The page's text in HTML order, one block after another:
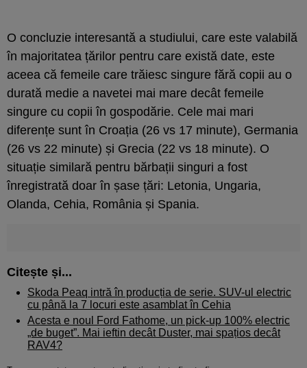
O concluzie interesantă a studiului, care este valabilă
în majoritatea țărilor pentru care există date, este
aceea că femeile care trăiesc singure fără copii au o
durată medie a navetei mai mare decât femeile
singure cu copii în gospodărie. Cele mai mari
diferențe sunt în Croația (26 vs 17 minute), Germania
(26 vs 22 minute) și Grecia (22 vs 18 minute). O
situație similară pentru bărbații singuri a fost
înregistrată doar în șase țări: Letonia, Ungaria,
Olanda, Cehia, România și Spania.
Citește și...
Skoda Peaq intră în producția de serie. SUV-ul electric
cu până la 7 locuri este asamblat în Cehia
Acesta e noul Ford Fathome, un pick-up 100% electric
„de buget”. Mai ieftin decât Duster, mai spațios decât
RAV4?